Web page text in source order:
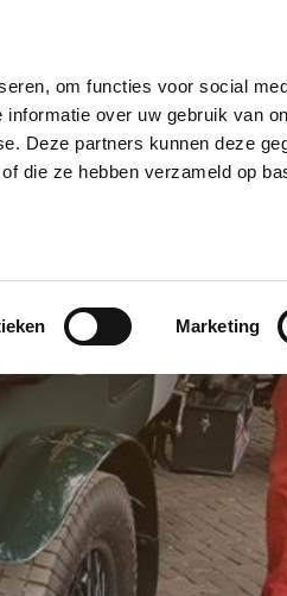
om functies voor social
over uw gebruik van
Deze partners kunnen deze
die ze hebben verzameld op
Marketing
BALLON TROSSENREUZE
BALLON KLEUREN